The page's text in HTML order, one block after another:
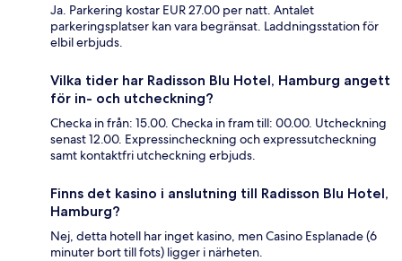
Ja. Parkering kostar EUR 27.00 per natt. Antalet
parkeringsplatser kan vara begränsat. Laddningsstation för
elbil erbjuds.
Vilka tider har Radisson Blu Hotel, Hamburg angett
för in- och utcheckning?
Checka in från: 15.00. Checka in fram till: 00.00. Utcheckning
senast 12.00. Expressincheckning och expressutcheckning
samt kontaktfri utcheckning erbjuds.
Finns det kasino i anslutning till Radisson Blu Hotel,
Hamburg?
Nej, detta hotell har inget kasino, men Casino Esplanade (6
minuter bort till fots) ligger i närheten.